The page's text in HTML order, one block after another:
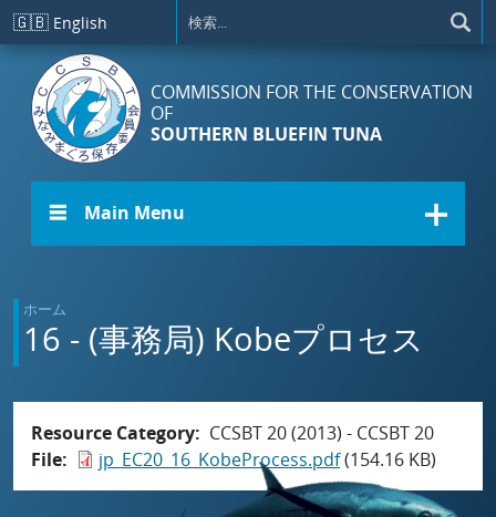
メインコンテンツに移動
🇬🇧 English
COMMISSION FOR THE CONSERVATION
OF
SOUTHERN BLUEFIN TUNA
☰ Main Menu
ホーム
16 - (事務局) Kobeプロセス
Resource Category
CCSBT 20 (2013) - CCSBT 20
File
jp_EC20_16_KobeProcess.pdf(154.16 KB)